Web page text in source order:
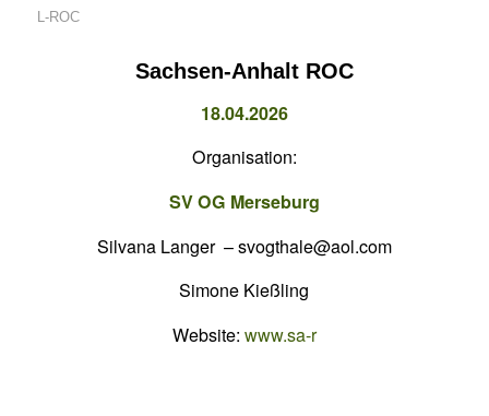
L-ROC
Sachsen-Anhalt ROC
18.04.2026
Organisation:
SV OG Merseburg
Silvana Langer – svogthale@aol.com
Simone Kießling
Website: www.sa-r